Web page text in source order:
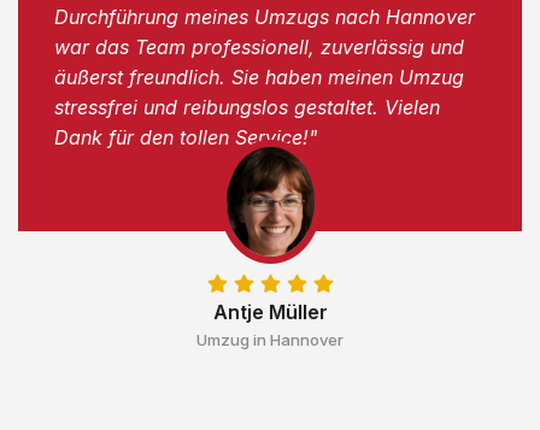
Antje Müller
Umzug in Hannover
Durchführung meines Umzugs nach Hannover
war das Team professionell, zuverlässig und
äußerst freundlich. Sie haben meinen Umzug
stressfrei und reibungslos gestaltet. Vielen
Dank für den tollen Service!"